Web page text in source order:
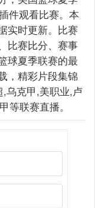
件观看比赛。本
实时更新。比赛
比赛比分、赛事
球夏季联赛的最
，精彩片段集锦
乌克甲,美职业,卢
等联赛直播。